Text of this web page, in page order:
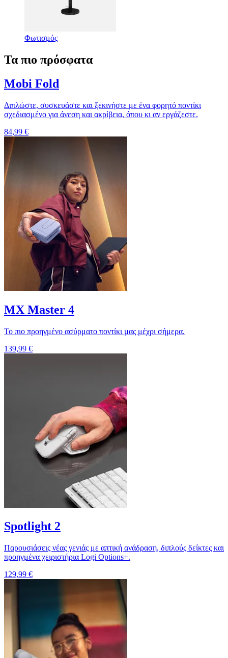
Φωτισμός
Τα πιο πρόσφατα
Mobi Fold
Διπλώστε, συσκευάστε και ξεκινήστε με ένα φορητό ποντίκι
σχεδιασμένο για άνεση και ακρίβεια, όπου κι αν εργάζεστε.
84,99 €
MX Master 4
Το πιο προηγμένο ασύρματο ποντίκι μας μέχρι σήμερα.
139,99 €
Spotlight 2
Παρουσιάσεις νέας γενιάς με απτική ανάδραση, διπλούς δείκτες και
προηγμένα χειριστήρια Logi Options+.
129,99 €